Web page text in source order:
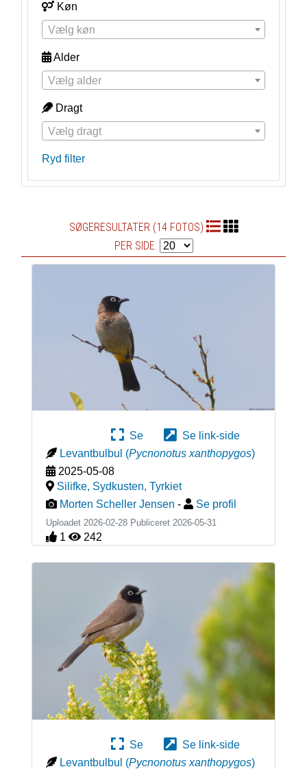
Køn
Vælg køn
Alder
Vælg alder
Dragt
Vælg dragt
Ryd filter
SØGERESULTATER (14 FOTOS)
PER SIDE:
Se
Se link-side
Levantbulbul (Pycnonotus xanthopygos)
2025-05-08
Silifke, Sydkusten, Tyrkiet
Morten Scheller Jensen - Se profil
Uploadet 2026-02-28 Publiceret 2026-05-31
1 242
Se
Se link-side
Levantbulbul (Pycnonotus xanthopygos)